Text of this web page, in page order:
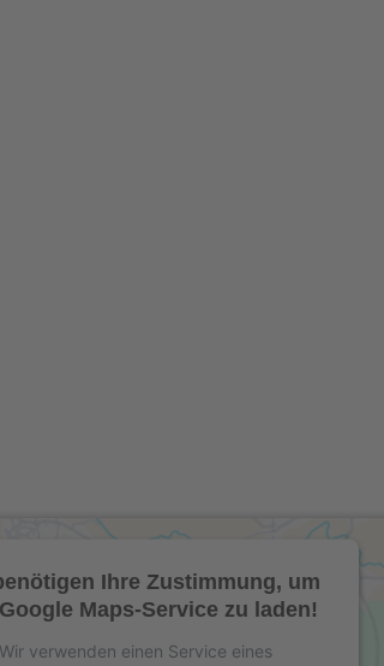
Ihre Zustimmung, um
Maps-Service zu laden!
Wir verwenden einen Service eines